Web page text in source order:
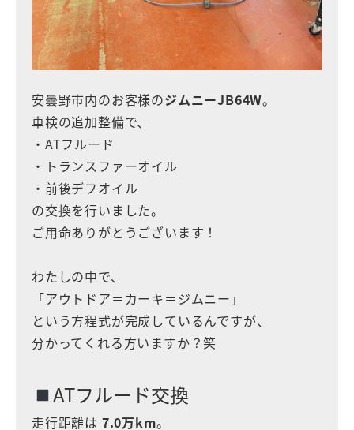
安曇野市内のお客様のジムニーJB64W。
車検の追加整備で、
・ATフルード
・トランスファーオイル
・前後デフオイル
の交換を行いました。
ご用命ありがとうございます！
わたしの中で、
「アウトドア＝カーキ＝ジムニー」
という方程式が完成しているんですが、
分かってくれる方いますか？笑
ATフルード交換
走行距離は 7.0万km。